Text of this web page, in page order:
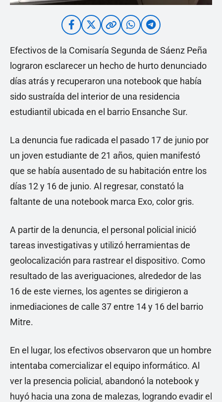
Efectivos de la Comisaría Segunda de Sáenz Peña
lograron esclarecer un hecho de hurto denunciado
días atrás y recuperaron una notebook que había
sido sustraída del interior de una residencia
estudiantil ubicada en el barrio Ensanche Sur.
La denuncia fue radicada el pasado 17 de junio por
un joven estudiante de 21 años, quien manifestó
que se había ausentado de su habitación entre los
días 12 y 16 de junio. Al regresar, constató la
faltante de una notebook marca Exo, color gris.
A partir de la denuncia, el personal policial inició
tareas investigativas y utilizó herramientas de
geolocalización para rastrear el dispositivo. Como
resultado de las averiguaciones, alrededor de las
16 de este viernes, los agentes se dirigieron a
inmediaciones de calle 37 entre 14 y 16 del barrio
Mitre.
En el lugar, los efectivos observaron que un hombre
intentaba comercializar el equipo informático. Al
ver la presencia policial, abandonó la notebook y
huyó hacia una zona de malezas, logrando evadir el